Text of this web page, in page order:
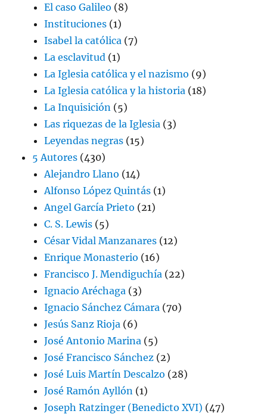
El caso Galileo (8)
Instituciones (1)
Isabel la católica (7)
La esclavitud (1)
La Iglesia católica y el nazismo (9)
La Iglesia católica y la historia (18)
La Inquisición (5)
Las riquezas de la Iglesia (3)
Leyendas negras (15)
5 Autores (430)
Alejandro Llano (14)
Alfonso López Quintás (1)
Angel García Prieto (21)
C. S. Lewis (5)
César Vidal Manzanares (12)
Enrique Monasterio (16)
Francisco J. Mendiguchía (22)
Ignacio Aréchaga (3)
Ignacio Sánchez Cámara (70)
Jesús Sanz Rioja (6)
José Antonio Marina (5)
José Francisco Sánchez (2)
José Luis Martín Descalzo (28)
José Ramón Ayllón (1)
Joseph Ratzinger (Benedicto XVI) (47)